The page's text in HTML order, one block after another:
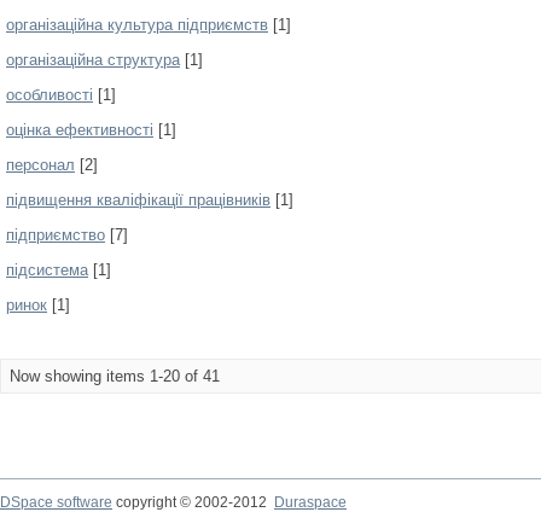
організаційна культура підприємств [1]
організаційна структура[1]
особливості [1]
оцінка ефективності [1]
персонал [2]
підвищення кваліфікації працівників [1]
підприємство [7]
підсистема[1]
ринок [1]
Now showing items 1-20 of 41
DSpace software copyright © 2002-2012
Duraspace